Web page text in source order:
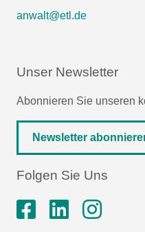
anwalt@etl.de
Unser Newsletter
Abonnieren Sie unseren
Newsletter
Folgen Sie Uns